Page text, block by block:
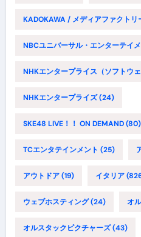
KADOKAWA / メディアファクトリ
NBCユニバーサル・エンターテイ
NHKエンタープライス（ソフトウェ
NHKエンタープライズ(24)
SKE48 LIVE！！ ON DEMAND(80)
TCエンタテインメント (25)
アウトドア(19) イタリア
ウェブホスティング(24) オ
オルスタックピクチャーズ(43)